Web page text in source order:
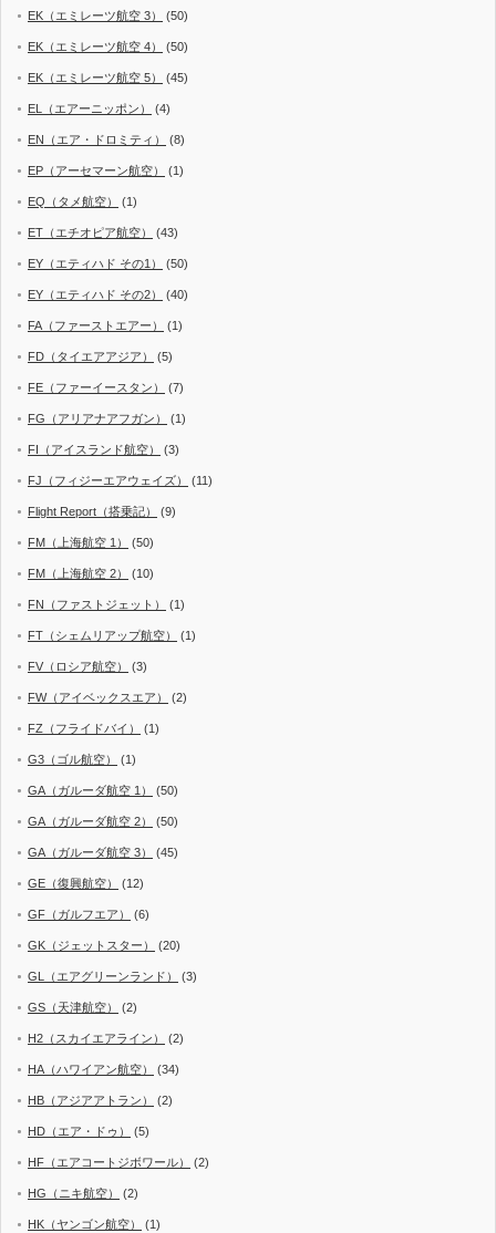
EK（エミレーツ航空 3） (50)
EK（エミレーツ航空 4） (50)
EK（エミレーツ航空 5） (45)
EL（エアーニッポン） (4)
EN（エア・ドロミティ） (8)
EP（アーセマーン航空） (1)
EQ（タメ航空） (1)
ET（エチオピア航空） (43)
EY（エティハド その1） (50)
EY（エティハド その2） (40)
FA（ファーストエアー） (1)
FD（タイエアアジア） (5)
FE（ファーイースタン） (7)
FG（アリアナアフガン） (1)
FI（アイスランド航空） (3)
FJ（フィジーエアウェイズ） (11)
Flight Report（搭乗記） (9)
FM（上海航空 1） (50)
FM（上海航空 2） (10)
FN（ファストジェット） (1)
FT（シェムリアップ航空） (1)
FV（ロシア航空） (3)
FW（アイベックスエア） (2)
FZ（フライドバイ） (1)
G3（ゴル航空） (1)
GA（ガルーダ航空 1） (50)
GA（ガルーダ航空 2） (50)
GA（ガルーダ航空 3） (45)
GE（復興航空） (12)
GF（ガルフエア） (6)
GK（ジェットスター） (20)
GL（エアグリーンランド） (3)
GS（天津航空） (2)
H2（スカイエアライン） (2)
HA（ハワイアン航空） (34)
HB（アジアアトラン） (2)
HD（エア・ドゥ） (5)
HF（エアコートジボワール） (2)
HG（ニキ航空） (2)
HK（ヤンゴン航空） (1)